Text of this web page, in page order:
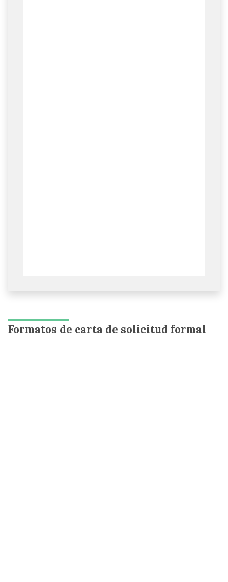
Formatos de carta de solicitud formal